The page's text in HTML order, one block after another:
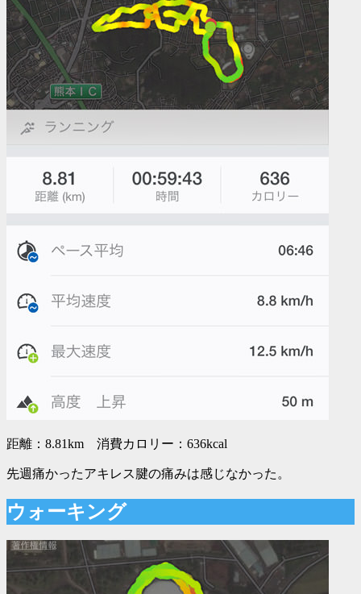
距離：8.81km 消費カロリー：636kcal
先週痛かったアキレス腱の痛みは感じなかった。
ウォーキング